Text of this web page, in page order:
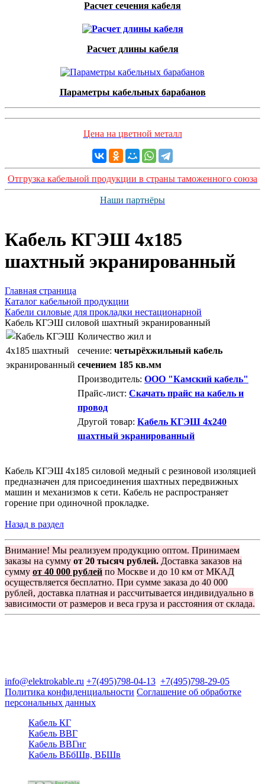
Расчет сечения кабеля
Расчет длины кабеля
Параметры кабельных барабанов
Цена на цветной металл
Отгрузка кабельной продукции в страны таможенного союза
Наши партнёры
Кабель КГЭШ 4x185
шахтный экранированный
Главная страница
Каталог кабельной продукции
Кабели силовые для прокладки нестационарной
Кабель КГЭШ силовой шахтный экранированный
Количество жил и
сечение: четырёхжильный кабель
сечением 185 кв.мм
Производитель: ООО "Камский кабель"
Прайс-лист: Скачать прайс на кабель и
провод
Другой товар: Кабель КГЭШ 4x240
шахтный экранированный
Кабель КГЭШ 4x185 силовой медный с резиновой изоляцией
предназначен для присоединения шахтных передвижных
машин и механизмов к сети. Кабель не распространяет
горение при одиночной прокладке.
Назад в раздел
Внимание! Мы реализуем продукцию оптом. Принимаем
заказы на сумму от 20 тысяч рублей. Доставка заказов на
сумму от 40 000 рублей по Москве и до 10 км от МКАД
осуществляется бесплатно. При сумме заказа до 40 000
рублей, доставка платная и рассчитывается индивидуально в
зависимости от размеров и веса груза и расстояния от склада.
info@elektrokable.ru +7(495)798-04-13 +7(495)798-29-05
Политика конфиденциальности Соглашение об обработке
персональных данных
Кабель КГ
Кабель ВВГ
Кабель ВВГнг
Кабель ВБбШв, ВБШв